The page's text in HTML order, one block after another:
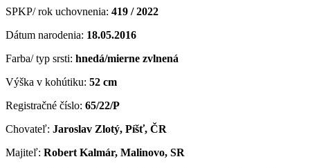
SPKP/ rok uchovnenia: 419 / 2022
Dátum narodenia: 18.05.2016
Farba/ typ srsti: hnedá/mierne zvlnená
Výška v kohútiku: 52 cm
Registračné číslo: 65/22/P
Chovateľ: Jaroslav Zlotý, Píšť, ČR
Majiteľ: Robert Kalmár, Malinovo, SR